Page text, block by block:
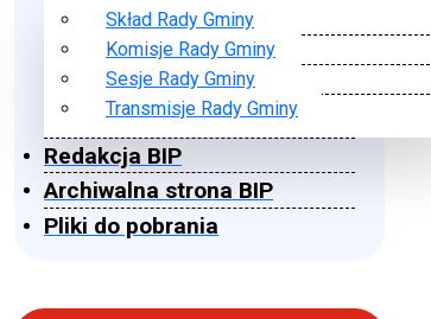
Skład Rady Gminy
Komisje Rady Gminy
Sesje Rady Gminy
Transmisje Rady Gminy
Redakcja BIP
Archiwalna strona BIP
Pliki do pobrania